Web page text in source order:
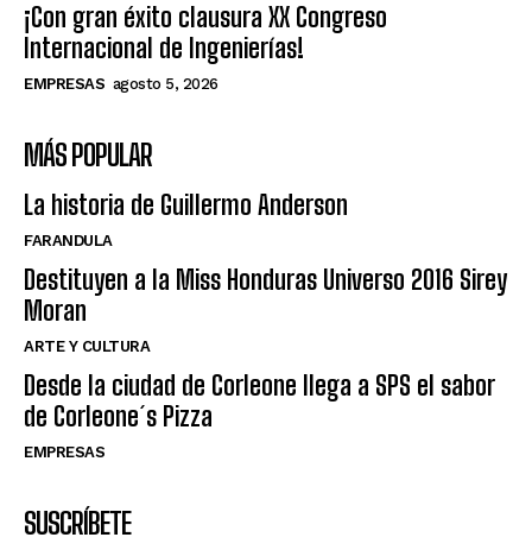
¡Con gran éxito clausura XX Congreso
Internacional de Ingenierías!
EMPRESAS agosto 5, 2026
MÁS POPULAR
La historia de Guillermo Anderson
FARANDULA
Destituyen a la Miss Honduras Universo 2016 Sirey
Moran
ARTE Y CULTURA
Desde la ciudad de Corleone llega a SPS el sabor
de Corleone´s Pizza
EMPRESAS
SUSCRÍBETE